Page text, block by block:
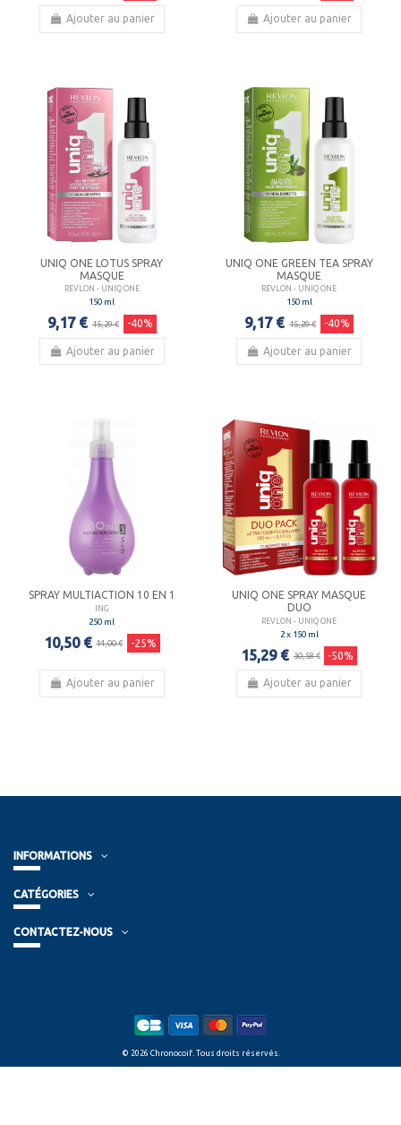
Ajouter au panier Ajouter au panier
UNIQ ONE LOTUS SPRAY
MASQUE
REVLON - UNIQ ONE
150 ml
9,17 € 15,29 € -40%
Ajouter au panier
UNIQ ONE GREEN TEA SPRAY
MASQUE
REVLON - UNIQ ONE
150 ml
9,17 € 15,29 € -40%
Ajouter au panier
SPRAY MULTIACTION 10 EN 1
ING
250 ml
10,50 € 14,00 € -25%
Ajouter au panier
UNIQ ONE SPRAY MASQUE
DUO
REVLON - UNIQ ONE
2 x 150 ml
15,29 € 30,58 € -50%
Ajouter au panier
INFORMATIONS
CATÉGORIES
CONTACTEZ-NOUS
© 2026 Chronocoif. Tous droits réservés.